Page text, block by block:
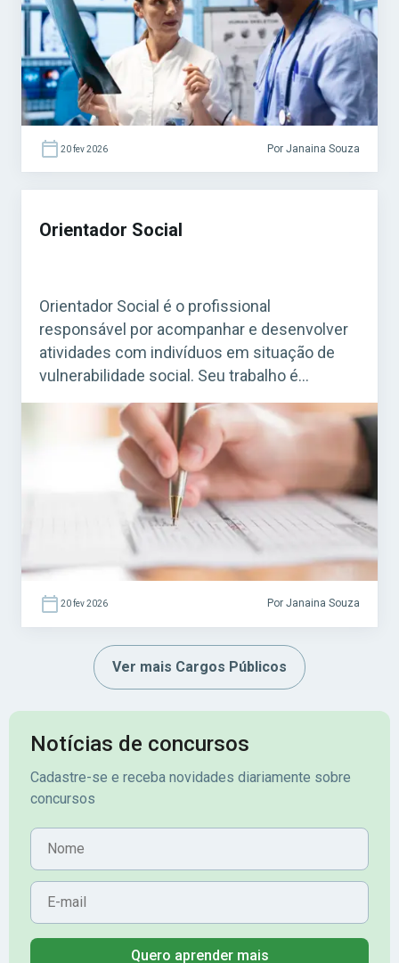
procurado em concursos federais, estaduais
e municipais, […]
20 fev 2026 Por Janaina Souza
Orientador Social
Orientador Social é o profissional
responsável por acompanhar e desenvolver
atividades com indivíduos em situação de
vulnerabilidade social. Seu trabalho é
essencial em programas de assistência
social mantidos por prefeituras e governos,
especialmente em Centros de Referência de
Assistência Social (CRAS) e em projetos
ligados ao SUAS (Sistema Único de
Assistência Social). Acesse agora o […]
20 fev 2026 Por Janaina Souza
Ver mais Cargos Públicos
Notícias de concursos
Cadastre-se e receba novidades diariamente sobre
concursos
Nome
E-mail
Quero aprender mais